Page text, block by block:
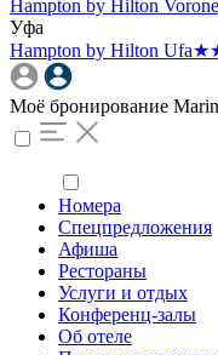
Hampton by Hilton
Уфа
Hampton by Hilton Ufa
Моё бронирование
Номера
Спецпредложения
Афиша
Рестораны
Услуги и отдых
Конференц-залы
Об отеле